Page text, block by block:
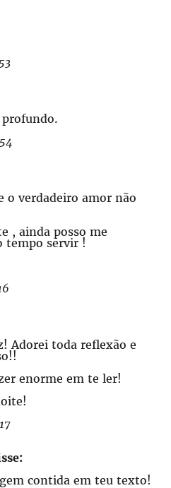
o verdadeiro amor não
, ainda posso me
tempo servir !
Adorei toda reflexão e
enorme em te ler!
contida em teu texto!